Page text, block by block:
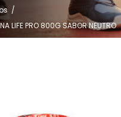
/
LIFE PRO 800G SABOR NEUTRO